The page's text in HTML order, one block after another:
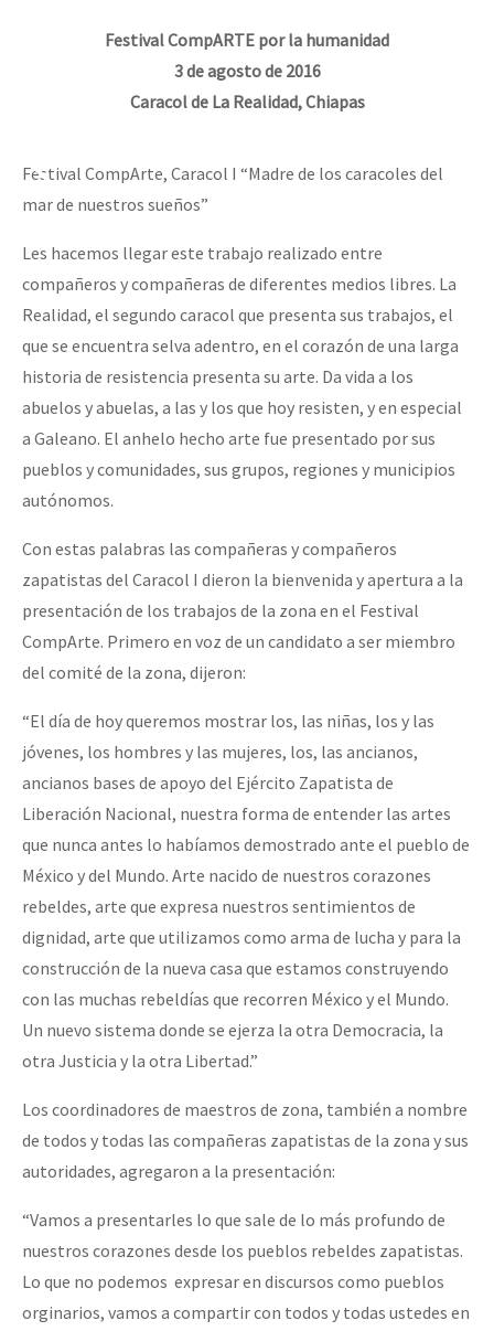
Festival CompARTE por la humanidad
3 de agosto de 2016
Caracol de La Realidad, Chiapas
Festival CompArte, Caracol I “Madre de los caracoles del
mar de nuestros sueños”
Les hacemos llegar este trabajo realizado entre
compañeros y compañeras de diferentes medios libres. La
Realidad, el segundo caracol que presenta sus trabajos, el
que se encuentra selva adentro, en el corazón de una larga
historia de resistencia presenta su arte. Da vida a los
abuelos y abuelas, a las y los que hoy resisten, y en especial
a Galeano. El anhelo hecho arte fue presentado por sus
pueblos y comunidades, sus grupos, regiones y municipios
autónomos.
Con estas palabras las compañeras y compañeros
zapatistas del Caracol I dieron la bienvenida y apertura a la
presentación de los trabajos de la zona en el Festival
CompArte. Primero en voz de un candidato a ser miembro
del comité de la zona, dijeron:
“El día de hoy queremos mostrar los, las niñas, los y las
jóvenes, los hombres y las mujeres, los, las ancianos,
ancianos bases de apoyo del Ejército Zapatista de
Liberación Nacional, nuestra forma de entender las artes
que nunca antes lo habíamos demostrado ante el pueblo de
México y del Mundo. Arte nacido de nuestros corazones
rebeldes, arte que expresa nuestros sentimientos de
dignidad, arte que utilizamos como arma de lucha y para la
construcción de la nueva casa que estamos construyendo
con las muchas rebeldías que recorren México y el Mundo.
Un nuevo sistema donde se ejerza la otra Democracia, la
otra Justicia y la otra Libertad.”
Los coordinadores de maestros de zona, también a nombre
de todos y todas las compañeras zapatistas de la zona y sus
autoridades, agregaron a la presentación:
“Vamos a presentarles lo que sale de lo más profundo de
nuestros corazones desde los pueblos rebeldes zapatistas.
Lo que no podemos expresar en discursos como pueblos
orginarios, vamos a compartir con todos y todas ustedes en